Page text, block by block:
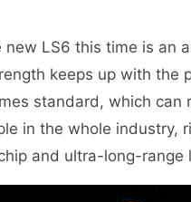
new LS6 this time is an
keeps up with the
standard, which
in the whole industry,
and ultra-long-range